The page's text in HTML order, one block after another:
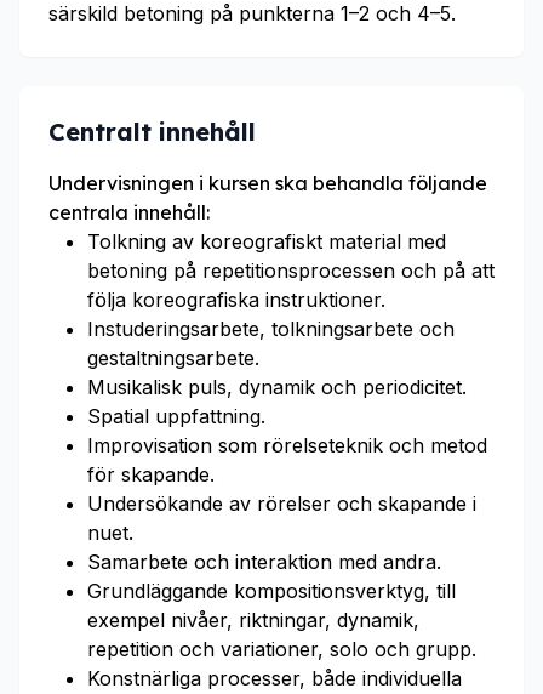
särskild betoning på punkterna 1–2 och 4–5.
Centralt innehåll
Undervisningen i kursen ska behandla följande
centrala innehåll:
Tolkning av koreografiskt material med
betoning på repetitionsprocessen och på att
följa koreografiska instruktioner.
Instuderingsarbete, tolkningsarbete och
gestaltningsarbete.
Musikalisk puls, dynamik och periodicitet.
Spatial uppfattning.
Improvisation som rörelseteknik och metod
för skapande.
Undersökande av rörelser och skapande i
nuet.
Samarbete och interaktion med andra.
Grundläggande kompositionsverktyg, till
exempel nivåer, riktningar, dynamik,
repetition och variationer, solo och grupp.
Konstnärliga processer, både individuella